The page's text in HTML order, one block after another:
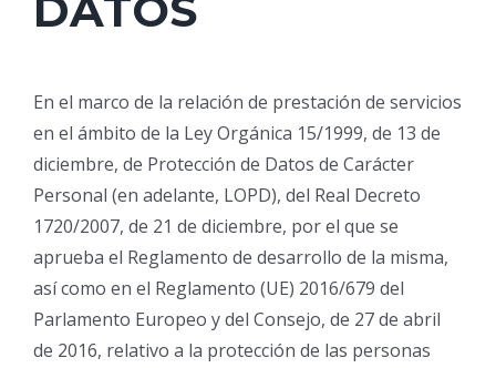
En el marco de la relación de prestación de servicios
en el ámbito de la Ley Orgánica 15/1999, de 13 de
diciembre, de Protección de Datos de Carácter
Personal (en adelante, LOPD), del Real Decreto
1720/2007, de 21 de diciembre, por el que se
aprueba el Reglamento de desarrollo de la misma,
así como en el Reglamento (UE) 2016/679 del
Parlamento Europeo y del Consejo, de 27 de abril
de 2016, relativo a la protección de las personas